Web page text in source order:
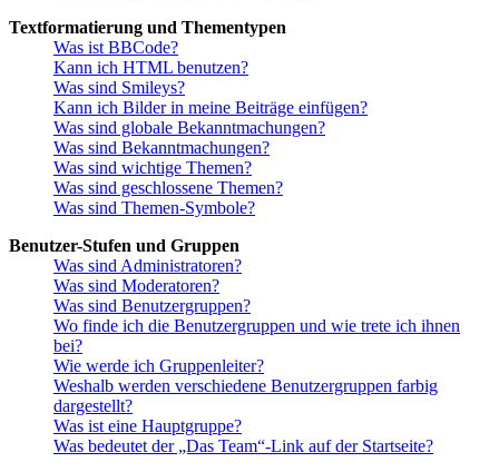
Textformatierung und Thementypen
Was ist BBCode?
Kann ich HTML benutzen?
Was sind Smileys?
Kann ich Bilder in meine Beiträge einfügen?
Was sind globale Bekanntmachungen?
Was sind Bekanntmachungen?
Was sind wichtige Themen?
Was sind geschlossene Themen?
Was sind Themen-Symbole?
Benutzer-Stufen und Gruppen
Was sind Administratoren?
Was sind Moderatoren?
Was sind Benutzergruppen?
Wo finde ich die Benutzergruppen und wie trete ich ihnen
bei?
Wie werde ich Gruppenleiter?
Weshalb werden verschiedene Benutzergruppen farbig
dargestellt?
Was ist eine Hauptgruppe?
Was bedeutet der „Das Team“-Link auf der Startseite?